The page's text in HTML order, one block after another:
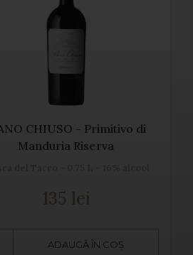
CHIUSO - Primitivo di
Manduria Riserva
135 lei
ADAUGĂ ÎN COȘ